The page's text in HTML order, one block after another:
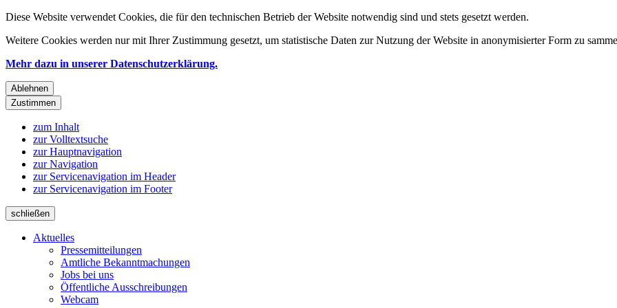
Diese Website verwendet Cookies, die für den technischen Betrieb der Website notwendig sind und stets gesetzt werden.
Weitere Cookies werden nur mit Ihrer Zustimmung gesetzt, um statistische Daten zur Nutzung der Website in anonymisierter Form zu
Mehr dazu in unserer Datenschutzerklärung.
Ablehnen
Zustimmen
zum Inhalt
zur Volltextsuche
zur Hauptnavigation
zur Navigation
zur Servicenavigation im Header
zur Servicenavigation im Footer
schließen
Aktuelles
Pressemitteilungen
Amtliche Bekanntmachungen
Jobs bei uns
Öffentliche Ausschreibungen
Webcam